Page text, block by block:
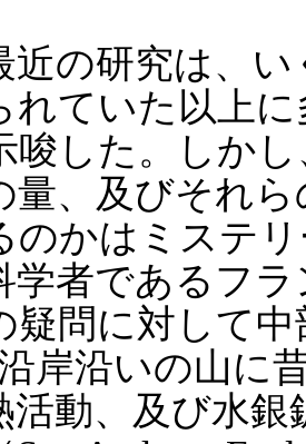
の研究は、い
れていた以上
唆した。しか
量、及びそれ
のかはミステ
学者であるフ
疑問に対して
岸沿いの山に
活動、及び水